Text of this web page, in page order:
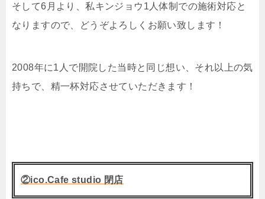
そして6月より、私キンジョウ1人体制での施術対応と
なりますので、どうぞよろしくお願い致します！
2008年に1人で開院した当時と同じ想い、それ以上の気
持ちで、精一杯対応させていただきます！
②ico.Cafe studio 閉店